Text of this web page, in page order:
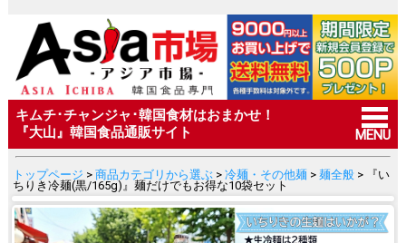
キムチ･チャンジャ･韓国食材はおまかせ！
『大山』韓国食品通販サイト
MENU
トップページ > 商品カテゴリから選ぶ> 冷麺・その他麺 > 麺全般> 『い
ちりき冷麺(黒/165g)』麺だけでもお得な10袋セット